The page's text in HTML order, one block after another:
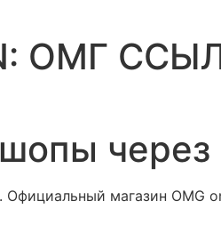
ОМГ
через
Официальный магазин OMG